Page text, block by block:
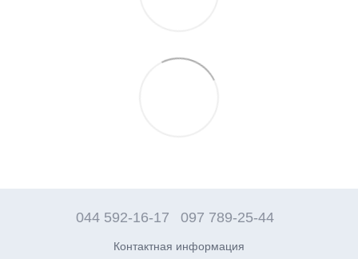
044 592-16-17 097 789-25-44
Контактная информация